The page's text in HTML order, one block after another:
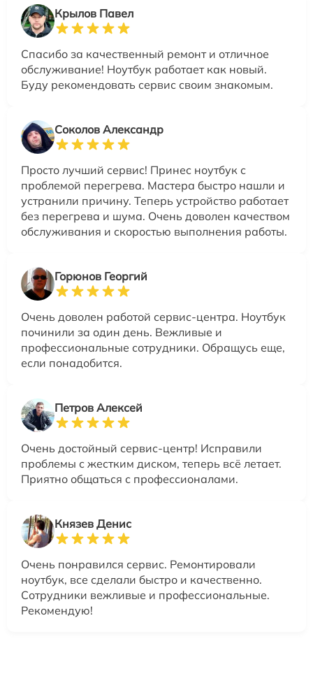
Крылов Павел
Спасибо за качественный ремонт и отличное
обслуживание! Ноутбук работает как новый.
Буду рекомендовать сервис своим знакомым.
Соколов Александр
Просто лучший сервис! Принес ноутбук с
проблемой перегрева. Мастера быстро нашли и
устранили причину. Теперь устройство работает
без перегрева и шума. Очень доволен качеством
обслуживания и скоростью выполнения работы.
Горюнов Георгий
Очень доволен работой сервис-центра. Ноутбук
починили за один день. Вежливые и
профессиональные сотрудники. Обращусь еще,
если понадобится.
Петров Алексей
Очень достойный сервис-центр! Исправили
проблемы с жестким диском, теперь всё летает.
Приятно общаться с профессионалами.
Князев Денис
Очень понравился сервис. Ремонтировали
ноутбук, все сделали быстро и качественно.
Сотрудники вежливые и профессиональные.
Рекомендую!